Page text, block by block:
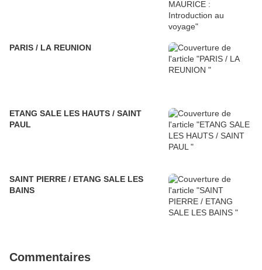
PARIS / LA REUNION
ETANG SALE LES HAUTS / SAINT
PAUL
SAINT PIERRE / ETANG SALE LES
BAINS
Commentaires